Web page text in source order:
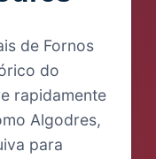
de Fornos
do
rapidamente
Algodres,
para